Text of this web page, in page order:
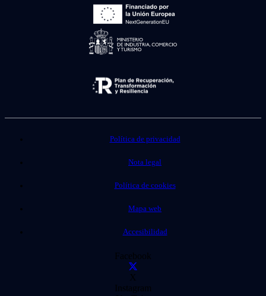
Política de privacidad
Nota legal
Política de cookies
Mapa web
Accesibilidad
Facebook
X
Instagram